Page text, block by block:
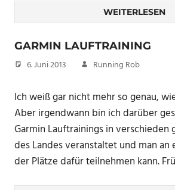
WEITERLESEN
GARMIN LAUFTRAINING
6. Juni 2013 Running Rob
Ich weiß gar nicht mehr so genau,
Aber irgendwann bin ich darüber
Garmin Lauftrainings in verschieden
des Landes veranstaltet und man an
der Plätze dafür teilnehmen kann.